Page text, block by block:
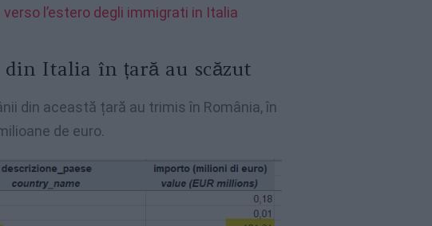
l’estero degli immigrati in Italia
Italia în țară au scăzut
din această țară au trimis în România, în
de euro.